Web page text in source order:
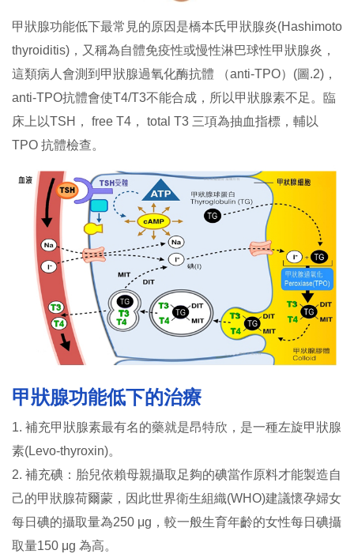
甲狀腺功能低下最常見的原因是橋本氏甲狀腺炎(Hashimoto
thyroiditis)，又稱為自體免疫性或慢性淋巴球性甲狀腺炎，
這類病人會測到甲狀腺過氧化酶抗體 （anti-TPO）(圖.2)，
anti-TPO抗體會使T4/T3不能合成，所以甲狀腺素不足。臨
床上以TSH， free T4， total T3 三項為抽血指標，輔以
TPO 抗體檢查。
甲狀腺功能低下的治療
1. 補充甲狀腺素最有名的藥就是昂特欣，是一種左旋甲狀腺
素(Levo-thyroxin)。
2. 補充碘：胎兒依賴母親攝取足夠的碘當作原料才能製造自
己的甲狀腺荷爾蒙，因此世界衛生組織(WHO)建議懷孕婦女
每日碘的攝取量為250 μg，較一般生育年齡的女性每日碘攝
取量150 μg 為高。